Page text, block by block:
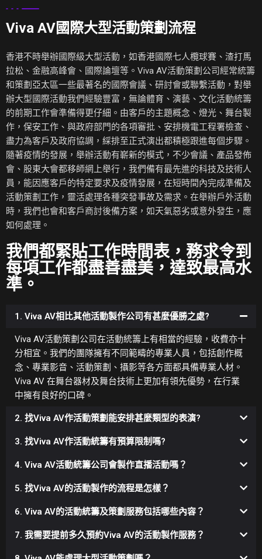
Viva AV國際大型活動策劃流程
香港不時舉辦國際級大型活動，如香港國際七人欖球賽、渣打馬
拉松、金融高峰會、國際論壇等。Viva AV活動策劃公司經常統籌
和策劃亞太區一些最著名的國際會議、研討會或聯繫活動，對舉
辦大型國際活動我們經驗豐富，無論體育、演藝、文化活動統籌
的前期工作會準備得更仔細。由客戶的主題概念、燈光、舞台製
作，保安工作、與政府部門的各項審批、安排機電工程署檢查、
盡力為客戶及政府協調，綵排至正式演出都積極跟進每個步驟。
隨著疫情的發展，舉辦活動有嶄新的模式，不少會議、產品發佈
會、股東大會都移師網上舉行，我們備有最先進的科技及技術人
員，能因應客戶的特定要求及疫情發展，在短時間內完成準備及
活動策劃工作，靈活處理各種突發事故及需求。在舉辦戶外活動
時，我們也會和客戶商討後備方案，如天氣惡劣或意外發生，應
如何處理。
我們都緊貼工作時間表，務求令到
每項工作都盡善盡美，達致最高水
準。
1. Viva AV相比其他活動製作公司有甚麼優勝之處?
Viva AV活動策劃公司在活動統籌上有相當的經驗，收費亦十
分相宜。我們的團隊擁有不同範疇的專業人員，包括創作概
念、專業影音、活動策劃、攝影等各方面都具備專業人材。
Viva AV 在舞台器材及舞台技術上更加有領先優勢，在行業
中擁有良好的口碑。
2. 找Viva AV作活動策劃能安排甚麼類型的表演?
3. 找Viva AV作活動統籌有預算限制嗎?
4. Viva AV活動統籌公司會製作直播活動嗎？
5. 找Viva AV的活動製作的流程是怎樣？
6. Viva AV的活動統籌及策劃服務包括哪些內容？
7. 我需要提前多久預約Viva AV的活動製作服務？